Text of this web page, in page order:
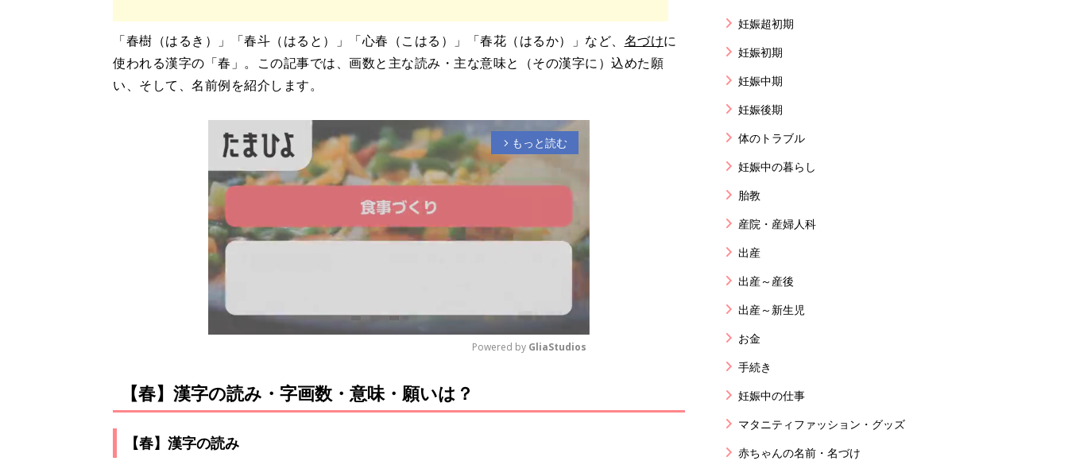
「春樹（はるき）」「春斗（はると）」「心春（こはる）」「春花（はるか）」など、 名づけに
使われる漢字の「春」。この記事では、画数と主な読み・主な意味と（その漢字に）込めた願
い、そして、名前例を紹介します。
arrow_forward_ios もっと読む
u
Powered by GliaStudios
【春】漢字の読み・字画数・意味・願いは？
【春】漢字の読み
妊娠超初期
妊娠初期
妊娠中期
妊娠後期
体のトラブル
妊娠中の暮らし
胎教
産院・産婦人科
出産
出産～産後
出産～新生児
お金
手続き
妊娠中の仕事
マタニティファッション・グッズ
赤ちゃんの名前・名づけ